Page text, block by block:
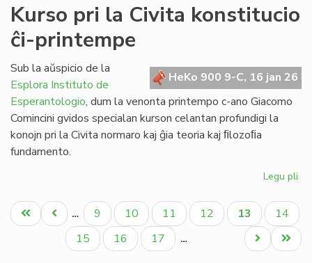
kaj
Kurso pri la Civita konstitucio
ĉi-printempe
HeKo 900 9-C, 16 jan 26
Sub la aŭspicio de la
Esplora Instituto de
Esperantologio, dum la venonta printempo c-ano Giacomo
Comincini gvidos specialan kurson celantan profundigi la
konojn pri la Civita normaro kaj ĝia teoria kaj ﬁlozoﬁa
fundamento.
Legu pli
pri
la
Pagination
Unua
paĝo
Antaŭa
paĝo
… Paĝo
9 Paĝo
10 Paĝo
11 Paĝo
12
Aktuala
paĝo
13 Paĝo
14
Paĝo
15 Paĝo
16 Paĝo
17 …
Last
page
Next
page